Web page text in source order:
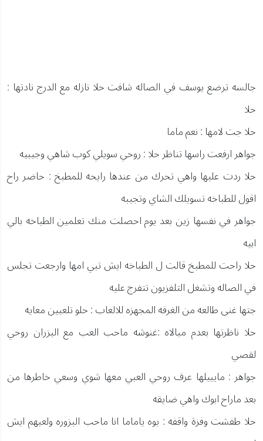
جالسه ترضع يوسف في الصاله شافت حلا نازله مع الدرج نادتها :
حلا
حلا جت لامها : نعم ماما
جواهر ارفعت راسها تناظر حلا : روحي سويلي كوب شاهي وجيبيه
حلا ردت عليها واهي تحرك من عندها رايحه للمطبخ : حاضر راح
اقول للطباخه تسويلك الشاي وتجيبه
جواهر في نفسها زين بعد يوم احصلت منك تعلمين الطباخه بالي
ابيه
حلا راحت للمطبخ قالت ل الطباخه ايش تبي امها وارجعت تجلس
في الصاله وتشغل التلفزيون تتفرج عليه
جتها غنى طالعه من الغرفه المجهزه للالعاب : حلو تلعبين معايه
حلا ناظرتها بعدم مبالاه :غنوشه ماحب العب مع البزران روحي
لقصي
جواهر : مايبيلها عرف روحي العبي معها شوي وسعي خاطرها من
بعد ماراح ابوك واهي ضايقه
حلا طفشت وفزة واقفه : يوه ياماما انا ماحب البزوره ولعبهم ايش